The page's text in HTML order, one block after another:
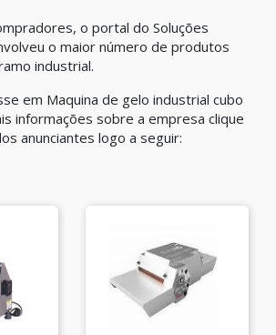
o portal do Soluções
o maior número de produtos
industrial.
em Maquina de gelo industrial cubo
informações sobre a empresa clique
anunciantes logo a seguir: